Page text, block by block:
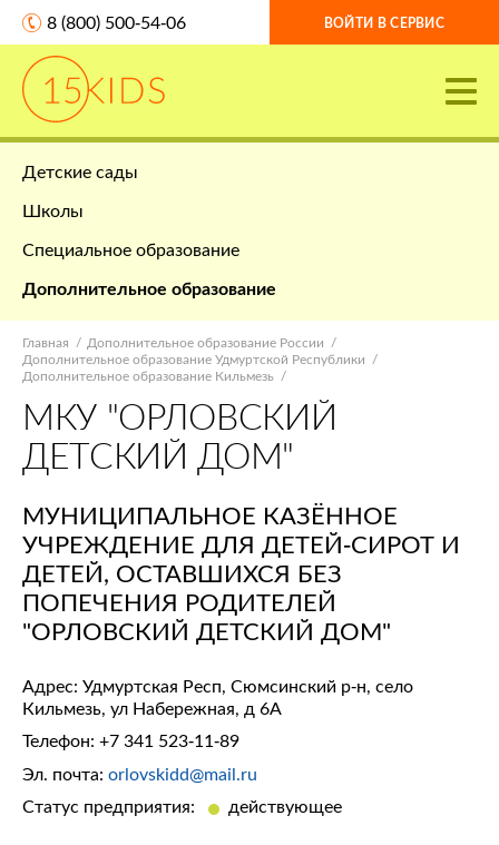
8 (800) 500-54-06 ВОЙТИ В СЕРВИС
Детские сады
Школы
Специальное образование
Дополнительное образование
Главная
Дополнительное образование России
Дополнительное образование Удмуртской Республики
Дополнительное образование Кильмезь
МКУ "ОРЛОВСКИЙ
ДЕТСКИЙ ДОМ"
МУНИЦИПАЛЬНОЕ КАЗЁННОЕ
УЧРЕЖДЕНИЕ ДЛЯ ДЕТЕЙ-СИРОТ И
ДЕТЕЙ, ОСТАВШИХСЯ БЕЗ
ПОПЕЧЕНИЯ РОДИТЕЛЕЙ
"ОРЛОВСКИЙ ДЕТСКИЙ ДОМ"
Адрес: Удмуртская Респ, Сюмсинский р-н, село
Кильмезь, ул Набережная, д 6А
Телефон: +7 341 523-11-89
Эл. почта: orlovskidd@mail.ru
Статус предприятия:
действующее